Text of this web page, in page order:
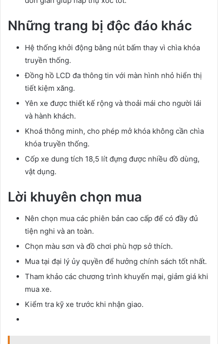
Những trang bị độc đáo khác
Hệ thống khởi động bằng nút bấm thay vì chìa khóa
truyền thống.
Đồng hồ LCD đa thông tin với màn hình nhỏ hiển thị
tiết kiệm xăng.
Yên xe được thiết kế rộng và thoải mái cho người lái
và hành khách.
Khoá thông minh, cho phép mở khóa không cần chìa
khóa truyền thống.
Cốp xe dung tích 18,5 lít đựng được nhiều đồ dùng,
vật dụng.
Lời khuyên chọn mua
Nên chọn mua các phiên bản cao cấp để có đầy đủ
tiện nghi và an toàn.
Chọn màu sơn và đồ chơi phù hợp sở thích.
Mua tại đại lý ủy quyền để hưởng chính sách tốt nhất.
Tham khảo các chương trình khuyến mại, giảm giá khi
mua xe.
Kiểm tra kỹ xe trước khi nhận giao.